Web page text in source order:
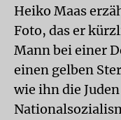
Heiko Maas
Foto, das er
Mann bei einer
einen gelben
wie ihn die